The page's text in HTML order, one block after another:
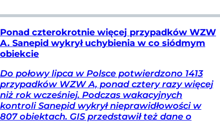
Ponad czterokrotnie więcej przypadków WZW
A. Sanepid wykrył uchybienia w co siódmym
obiekcie
Do połowy lipca w Polsce potwierdzono 1413
przypadków WZW A, ponad cztery razy więcej
niż rok wcześniej. Podczas wakacyjnych
kontroli Sanepid wykrył nieprawidłowości w
807 obiektach. GIS przedstawił też dane o